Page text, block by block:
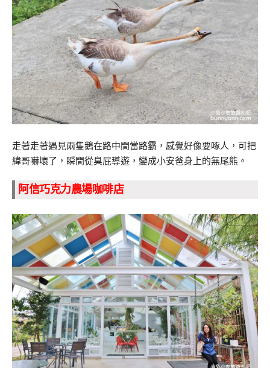
走著走著遇見兩隻鵝在路中間當路霸，感覺好像要啄人，可把
緯哥嚇壞了，瞬間從臭屁導遊，變成小安爸身上的無尾熊。
阿信巧克力農場咖啡店